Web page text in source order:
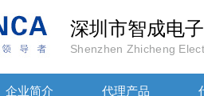
深圳市智成电
Shenzhen Zhicheng
企业简介 代理产品